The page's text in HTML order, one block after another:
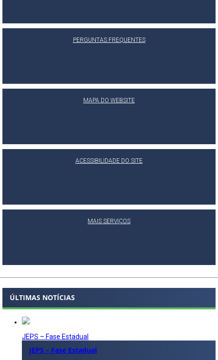
PERGUNTAS FREQUENTES
MAPA DO WEBSITE
ACESSIBILIDADE DO SITE
MAIS SERVIÇOS
ÚLTIMAS NOTÍCIAS
JEPS – Fase Estadual
JEPS – Fase Estadual